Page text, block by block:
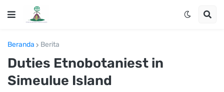
Beranda Berita
Duties Etnobotaniest in
Simeulue Island